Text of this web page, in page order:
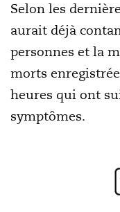
Selon les
aurait déjà
personnes et la
morts
heures qui ont
symptômes.